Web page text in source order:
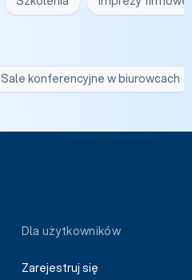
Sale konferencyjne w biurowcach
Dla użytkowników
Zarejestruj się